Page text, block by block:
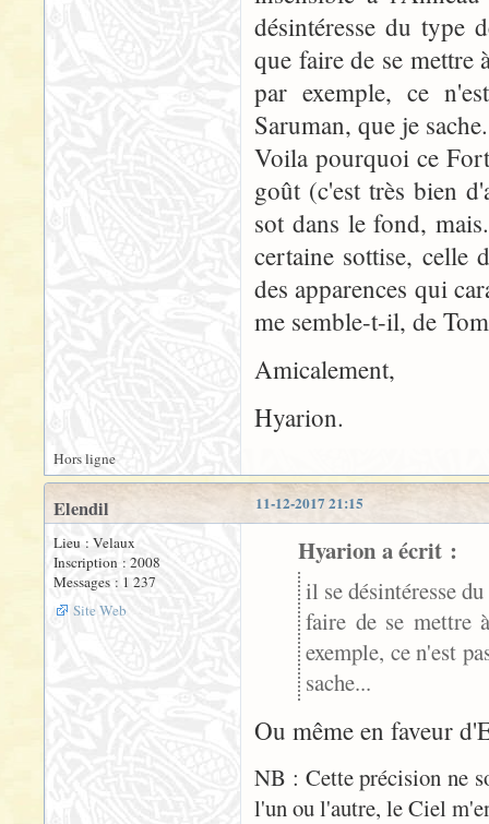
désintéresse du type
que faire de se mettre
par exemple, ce
Saruman, que je
Voila pourquoi ce
goût (c'est très bien
sot dans le fond,
certaine sottise, celle
des apparences qui
me semble-t-il, de
Amicalement,
Hyarion.
Hors ligne
11-12-2017 21:15
Elendil
Lieu : Velaux
Inscription : 2008
Messages : 1 237
Site Web
Hyarion a écrit :
il se désintéresse
faire de se mettre
exemple, ce n'est
sache...
Ou même en faveur
NB : Cette précision ne
l'un ou l'autre, le Ciel